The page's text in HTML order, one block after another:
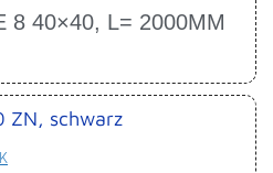
8 40×40, L= 2000MM